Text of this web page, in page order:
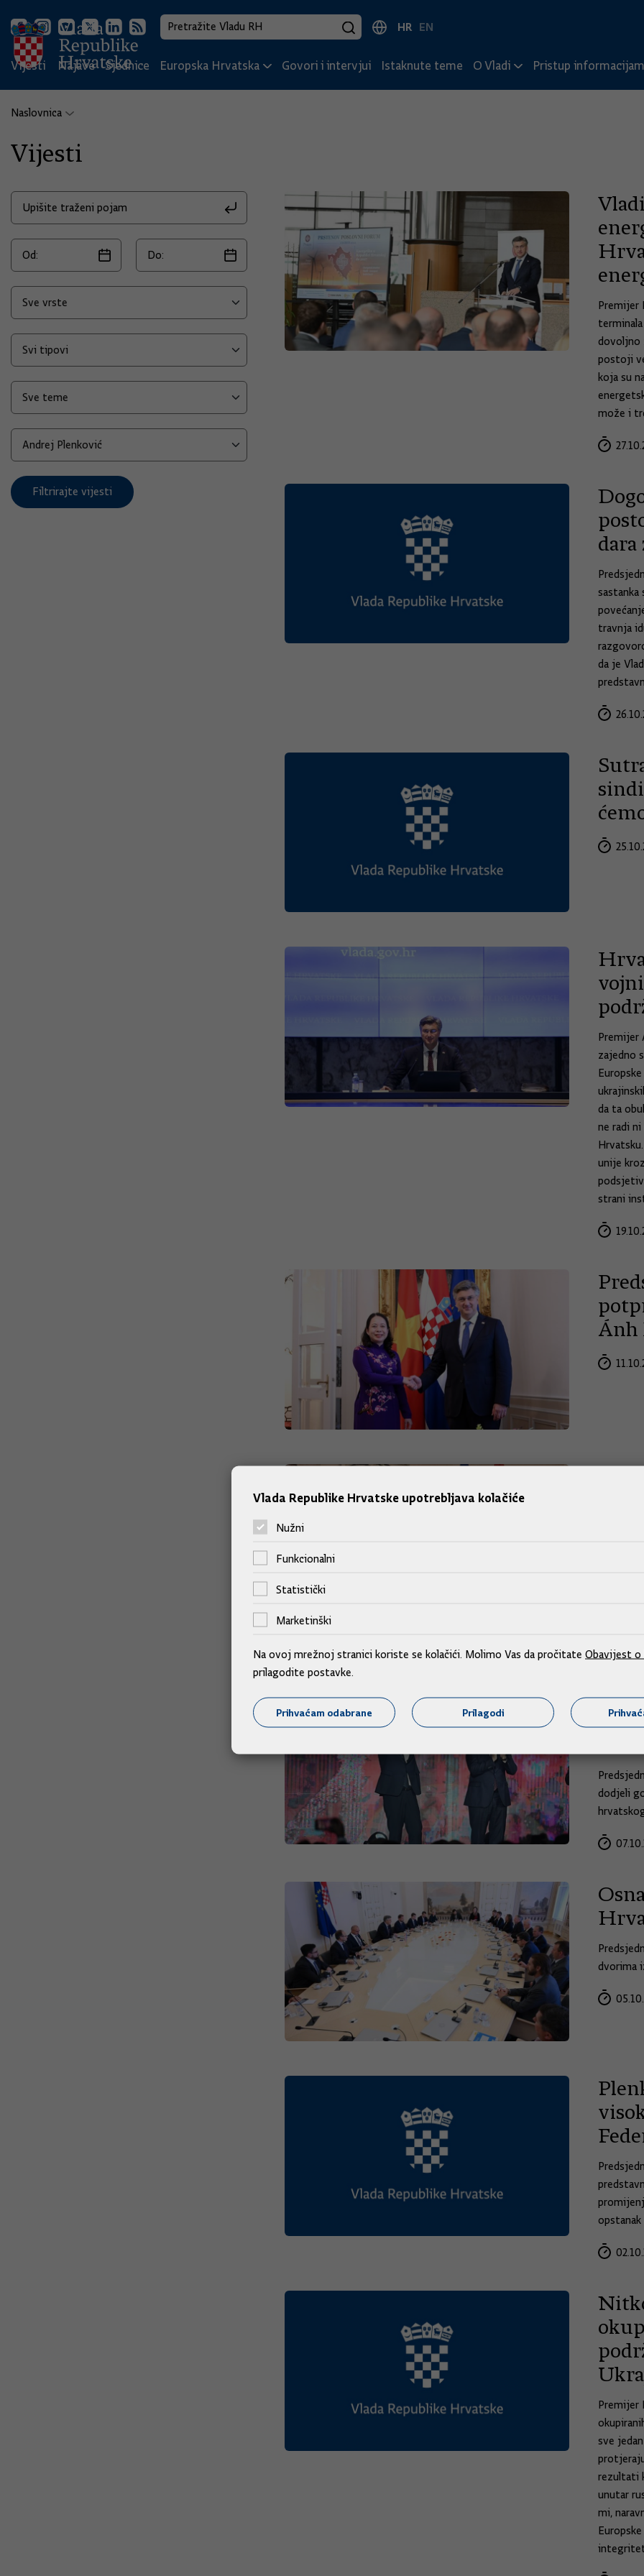
HR EN
Vijesti Najave Sjednice Europska Hrvatska Govori i intervjui Istaknute teme O Vladi Pristup
Naslovnica
Vijesti
Filtrirajte vijesti
Premijer
dovoljno
postoji
koja su
može i
dara
sastanka
travnja
da je
Premijer
zajedno
da ta
ne radi
unije
strani
Ánh
U
dodjeli
dvorima
opstanak
Premijer
sve
rezultati
unutar
mi,
Vlada Republike Hrvatske upotrebljava kolačiće
Nužni
Funkcionalni
Statistički
Marketinški
Na ovoj mrežnoj stranici koriste se kolačići. Molimo Vas da pročitate Obavijest o
prilagodite postavke.
Prihvaćam odabrane Prilagodi